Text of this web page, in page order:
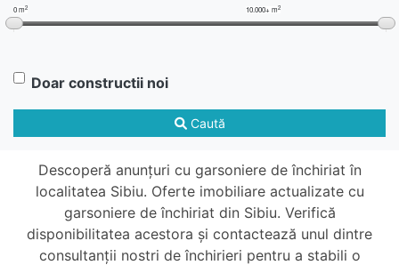
0 m2 10.000+ m2
Doar constructii noi
Caută
Descoperă anunțuri cu garsoniere de închiriat în
localitatea Sibiu. Oferte imobiliare actualizate cu
garsoniere de închiriat din Sibiu. Verifică
disponibilitatea acestora și contactează unul dintre
consultanții nostri de închirieri pentru a stabili o